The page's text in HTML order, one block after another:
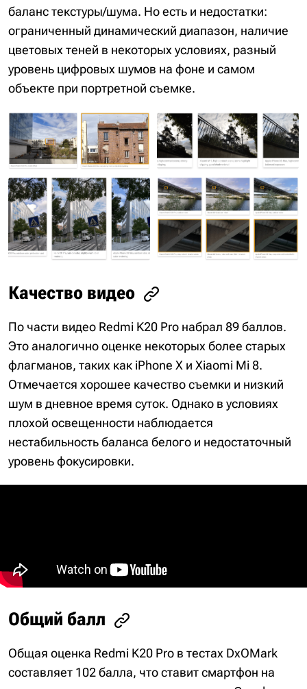
баланс текстуры/шума. Но есть и недостатки:
ограниченный динамический диапазон, наличие
цветовых теней в некоторых условиях, разный
уровень цифровых шумов на фоне и самом
объекте при портретной съемке.
Качество видео
По части видео Redmi K20 Pro набрал 89 баллов.
Это аналогично оценке некоторых более старых
флагманов, таких как iPhone X и Xiaomi Mi 8.
Отмечается хорошее качество съемки и низкий
шум в дневное время суток. Однако в условиях
плохой освещенности наблюдается
нестабильность баланса белого и недостаточный
уровень фокусировки.
Общий балл
Общая оценка Redmi K20 Pro в тестах DxOMark
составляет 102 балла, что ставит смартфон на